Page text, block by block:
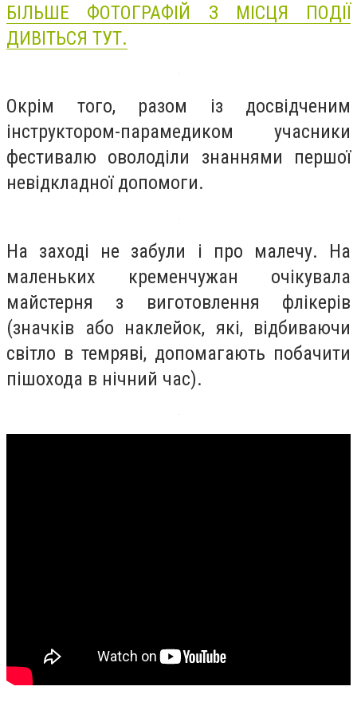
БІЛЬШЕ ФОТОГРАФІЙ З МІСЦЯ ПОДІЇ
ДИВІТЬСЯ ТУТ.
Окрім того, разом із досвідченим
інструктором-парамедиком учасники
фестивалю оволоділи знаннями першої
невідкладної допомоги.
На заході не забули і про малечу. На
маленьких кременчужан очікувала
майстерня з виготовлення флікерів
(значків або наклейок, які, відбиваючи
світло в темряві, допомагають побачити
пішохода в нічний час).